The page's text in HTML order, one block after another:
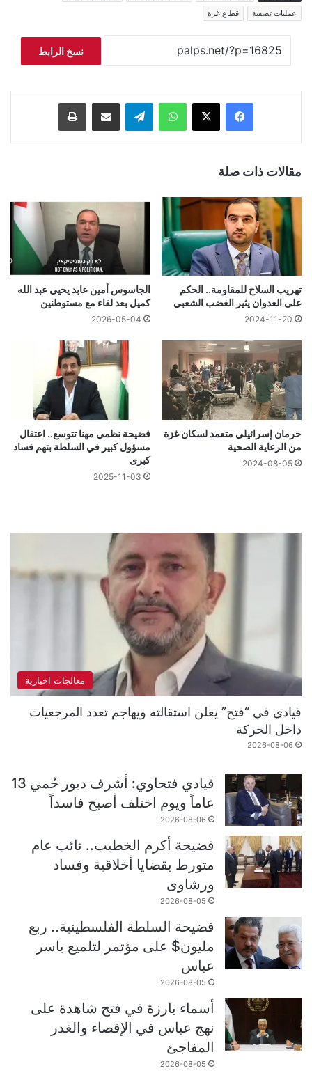
عمليات تصفية
قطاع غزة
نسخ الرابط
فيسبوك ‫X واتساب تيلقرام مشاركة عبر البريد طباعة
مقالات ذات صلة
تهريب السلاح للمقاومة.. الحكم
على العدوان يثير الغضب الشعبي
2024-11-20
الجاسوس أمين عابد يحيي عبد الله
كميل بعد لقاء مع مستوطنين
2026-05-04
حرمان إسرائيلي متعمد لسكان غزة
من الرعاية الصحية
2024-08-05
فضيحة نظمي مهنا تتوسع.. اعتقال
مسؤول كبير في السلطة بتهم فساد
كبرى
2025-11-03
معالجات اخبارية
قيادي في “فتح” يعلن استقالته ويهاجم تعدد المرجعيات
داخل الحركة
2026-08-06
قيادي فتحاوي: أشرف دبور حُمي 13
عاماً ويوم اختلف أصبح فاسداً
2026-08-06
فضيحة أكرم الخطيب.. نائب عام
متورط بقضايا أخلاقية وفساد
ورشاوى
2026-08-05
فضيحة السلطة الفلسطينية.. ربع
مليون$ على مؤتمر لتلميع ياسر
عباس
2026-08-05
أسماء بارزة في فتح شاهدة على
نهج عباس في الإقصاء والغدر
المفاجئ
2026-08-05